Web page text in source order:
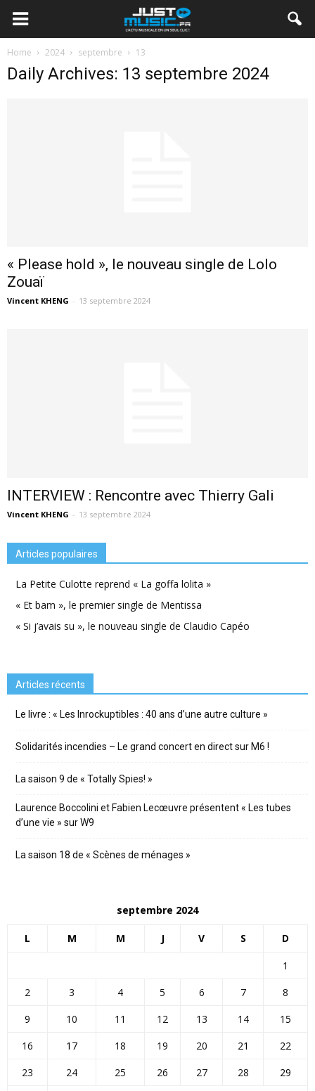
Home 2024 septembre 13
Daily Archives: 13 septembre 2024
« Please hold », le nouveau single de Lolo
Zouaï
Vincent KHENG - 13 septembre 2024
INTERVIEW : Rencontre avec Thierry Gali
Vincent KHENG - 13 septembre 2024
Articles populaires
La Petite Culotte reprend « La goffa lolita »
« Et bam », le premier single de Mentissa
« Si j’avais su », le nouveau single de Claudio Capéo
Articles récents
Le livre : « Les Inrockuptibles : 40 ans d’une autre culture »
Solidarités incendies – Le grand concert en direct sur M6 !
La saison 9 de « Totally Spies! »
Laurence Boccolini et Fabien Lecœuvre présentent « Les tubes
d’une vie » sur W9
La saison 18 de « Scènes de ménages »
septembre 2024
L M M J V S D
1
2
3 4 5 6 7
8
9
10 11 12 13 14
15
16
17 18 19 20 21
22
23
24 25 26 27 28
29